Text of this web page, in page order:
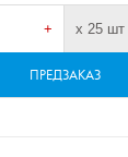
+ х 25 шт
ПРЕДЗАКАЗ